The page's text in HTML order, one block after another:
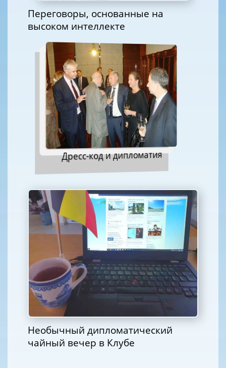
Переговоры, основанные на
высоком интеллекте
Дресс-код и дипломатия
Необычный дипломатический
чайный вечер в Клубе